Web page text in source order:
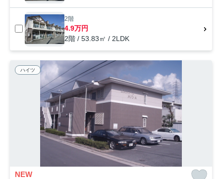
2階
4.9万円
2階 / 53.83㎡ / 2LDK
ハイツ
NEW